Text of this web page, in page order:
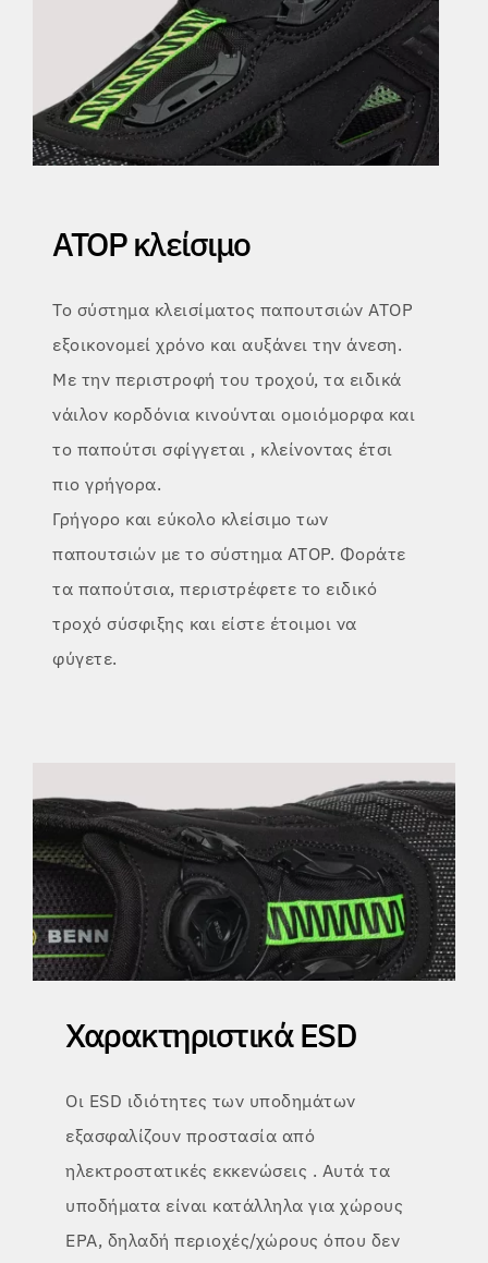
ATOP κλείσιμο
Το σύστημα κλεισίματος παπουτσιών ATOP
εξοικονομεί χρόνο και αυξάνει την άνεση.
Με την περιστροφή του τροχού, τα ειδικά
νάιλον κορδόνια κινούνται ομοιόμορφα και
το παπούτσι σφίγγεται , κλείνοντας έτσι
πιο γρήγορα.
Γρήγορο και εύκολο κλείσιμο των
παπουτσιών με το σύστημα ATOP. Φοράτε
τα παπούτσια, περιστρέφετε το ειδικό
τροχό σύσφιξης και είστε έτοιμοι να
φύγετε.
Χαρακτηριστικά ESD
Οι ESD ιδιότητες των υποδημάτων
εξασφαλίζουν προστασία από
ηλεκτροστατικές εκκενώσεις . Αυτά τα
υποδήματα είναι κατάλληλα για χώρους
EPA, δηλαδή περιοχές/χώρους όπου δεν